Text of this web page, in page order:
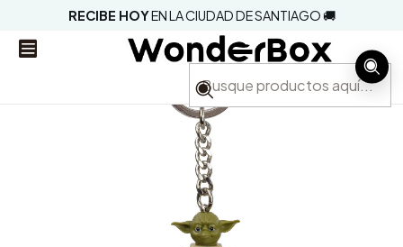
RECIBE HOYEN LA CIUDAD DE SANTIAGO 🚚